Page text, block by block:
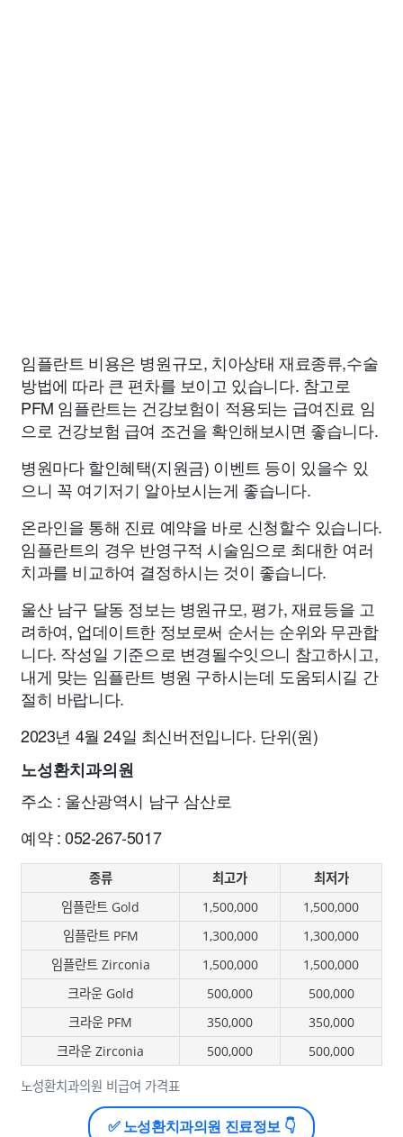
임플란트 비용은 병원규모, 치아상태 재료종류,수술
방법에 따라 큰 편차를 보이고 있습니다. 참고로
PFM 임플란트는 건강보험이 적용되는 급여진료 임
으로 건강보험 급여 조건을 확인해보시면 좋습니다.
병원마다 할인혜택(지원금) 이벤트 등이 있을수 있
으니 꼭 여기저기 알아보시는게 좋습니다.
온라인을 통해 진료 예약을 바로 신청할수 있습니다.
임플란트의 경우 반영구적 시술임으로 최대한 여러
치과를 비교하여 결정하시는 것이 좋습니다.
울산 남구 달동 정보는 병원규모, 평가, 재료등을 고
려하여, 업데이트한 정보로써 순서는 순위와 무관합
니다. 작성일 기준으로 변경될수잇으니 참고하시고,
내게 맞는 임플란트 병원 구하시는데 도움되시길 간
절히 바랍니다.
2023년 4월 24일 최신버전입니다. 단위(원)
노성환치과의원
주소 : 울산광역시 남구 삼산로
예약 : 052-267-5017
노성환치과의원 비급여 가격표
종류 최고가
최저가
임플란트 Gold
1,500,000
1,500,000
임플란트 PFM
1,300,000
1,300,000
임플란트 Zirconia
1,500,000
1,500,000
크라운 Gold
500,000
500,000
크라운 PFM
350,000
350,000
크라운 Zirconia
500,000 500,000
✅ 노성환치과의원 진료정보 👇